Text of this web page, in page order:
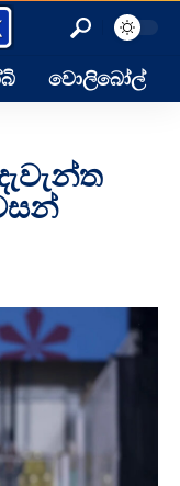
වොලිබෝල්